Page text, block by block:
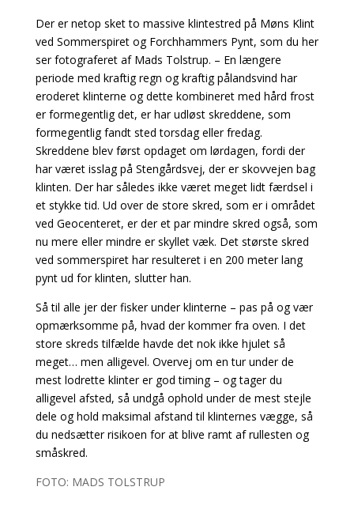
Der er netop sket to massive klintestred på Møns Klint
ved Sommerspiret og Forchhammers Pynt, som du her
ser fotograferet af Mads Tolstrup. – En længere
periode med kraftig regn og kraftig pålandsvind har
eroderet klinterne og dette kombineret med hård frost
er formegentlig det, er har udløst skreddene, som
formegentlig fandt sted torsdag eller fredag.
Skreddene blev først opdaget om lørdagen, fordi der
har været isslag på Stengårdsvej, der er skovvejen bag
klinten. Der har således ikke været meget lidt færdsel i
et stykke tid. Ud over de store skred, som er i området
ved Geocenteret, er der et par mindre skred også, som
nu mere eller mindre er skyllet væk. Det største skred
ved sommerspiret har resulteret i en 200 meter lang
pynt ud for klinten, slutter han.
Så til alle jer der fisker under klinterne – pas på og vær
opmærksomme på, hvad der kommer fra oven. I det
store skreds tilfælde havde det nok ikke hjulet så
meget… men alligevel. Overvej om en tur under de
mest lodrette klinter er god timing – og tager du
alligevel afsted, så undgå ophold under de mest stejle
dele og hold maksimal afstand til klinternes vægge, så
du nedsætter risikoen for at blive ramt af rullesten og
småskred.
FOTO: MADS TOLSTRUP